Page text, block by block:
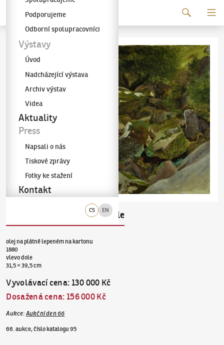
Galerie KODL
CS EN
Podporujeme
Odborní spolupracovníci
Výstavy
Úvod
Nadcházející výstava
Archiv výstav
Videa
Aktuality
Press
Napsali o nás
Tiskové zprávy
Fotky ke stažení
Kontakt
(1832–1899)Rokle
olej na plátně lepeném na kartonu
1880
vlevo dole
31,5 × 39,5 cm
Vyvolávací cena: 130 000 Kč
Dosažená cena: 156 000 Kč
Aukce: Aukční den 66
66. aukce, číslo katalogu 95